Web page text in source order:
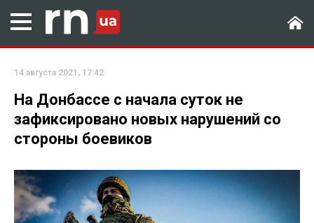
14 августа 2021, 17:42
На Донбассе с начала суток не
зафиксировано новых нарушений со
стороны боевиков